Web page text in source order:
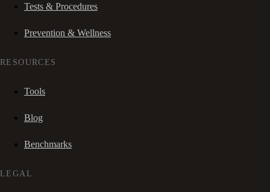
Tests & Procedures
Prevention & Wellness
RESOURCES
Tools
Blog
Benchmarks
LEGAL